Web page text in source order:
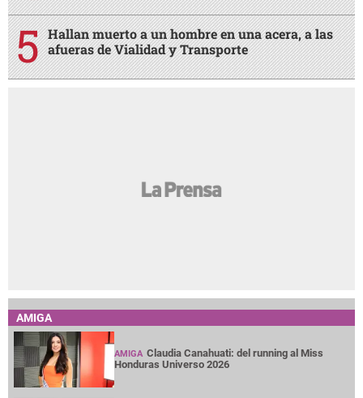
Hallan muerto a un hombre en una acera, a las
afueras de Vialidad y Transporte
AMIGA
AMIGA Claudia Canahuati: del running al Miss
Honduras Universo 2026